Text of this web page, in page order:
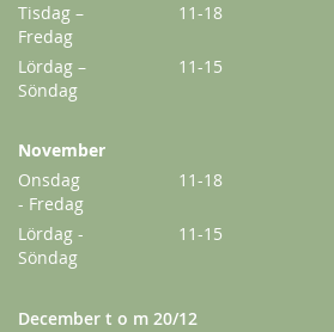
Tisdag –
Fredag
11-18
Lördag –
Söndag
11-15
November
Onsdag
- Fredag
11-18
Lördag -
Söndag
11-15
December t o m 20/12